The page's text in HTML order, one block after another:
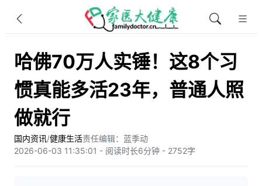
哈佛70万人实锤！这8个习
惯真能多活23年，普通人照
做就行
国内资讯/健康生活责任编辑：蓝季动
2026-06-03 11:35:01 - 阅读时长6分钟 - 2752字